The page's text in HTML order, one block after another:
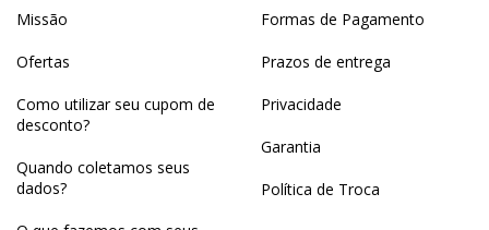
Missão
Ofertas
Como utilizar seu cupom de
desconto?
Quando coletamos seus
dados?
Formas de Pagamento
Prazos de entrega
Privacidade
Garantia
Política de Troca